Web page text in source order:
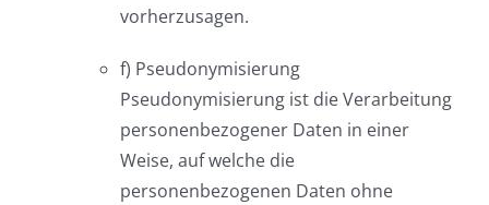
vorherzusagen.
f) Pseudonymisierung
Pseudonymisierung ist die Verarbeitung
personenbezogener Daten in einer
Weise, auf welche die
personenbezogenen Daten ohne